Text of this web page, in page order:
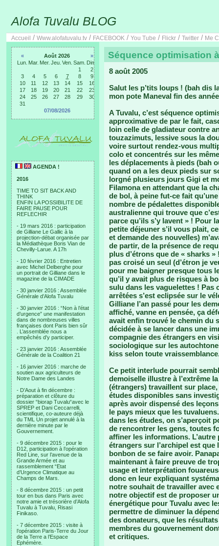
Alofa Tuvalu BLOG
Accueil / Www.alofatuvalu.tv / FACEBOOK / You Tube / Flickr / Twitter / Me
« Août 2026
»
Lun. Mar. Mer. Jeu. Ven. Sam. Dim.
1
2
3
4 5 6 7 8
9
10
11 12 13 14 15
16
17
18 19 20 21 22
23
24
25 26 27 28 29
30
31
07/08/2026
AGENDA !
2016
TIME TO SIT BACK AND
THINK
ENFIN LA POSSIBILITE DE
FAIRE PAUSE POUR
REFLECHIR
- 19 mars 2016 : participation
de Gilliane Le Gallic à la
projection-débat organisée par
la Médiathèque Boris Vian de
Chevilly-Larue. A 17h
- 10 février 2016 : Entretien
avec Michel Delberghe pour
un portrait de Gilliane dans le
magazine de la CIMADE
- 30 janvier 2016 : Assemblée
Générale d’Alofa Tuvalu
- 30 janvier 2016 : “Non à l’état
d’urgence” une manifestation
dans de nombreuses villes
françaises dont Paris bien sûr
. L’assemblée nous a
empêchés d’y participer.
- 23 janvier 2016 : Assemblée
Générale de la Coalition 21
- 16 janvier 2016 : marche de
soutien aux agriculteurs de
Notre Dame des Landes
- D’Aout à fin décembre :
préparation et clôture du
dossier “biorap Tuvalu“avec le
SPREP et Dani Ceccarrelli,
scientifique, co-auteure déjà
du TML Un projet annulé à la
dernière minute par le
Gouvernement.
- 9 décembre 2015 : pour le
D12, participation à l’opération
Red Line, sur l’avenue de la
Grande Armée et au
rassemblement “Etat
d’Urgence Climatique au
Champs de Mars.
- 8 décembre 2015 : un petit
tour en bus dans Paris avec
notre amie et trésorière d’Alofa
Tuvalu à Tuvalu, Risasi
Finikaso.
- 7 décembre 2015 : visite à
l’opération Paris-Terre du Jour
de la Terre a l’Espace
Ephémère.
Séquence optimisation
8 août 2005
Salut les p’tits loups ! (bah dis
mon pote Maneval fin des
A Tuvalu, c’est séquence
approximative de par le fait,
loin celle de gladiateur contre
touzazimuts, lessive sous la
voire surtout rendez-vous
colo et concentrés sur les
les déplacements à pieds (bah
quand on a les deux pieds sur
lorgné plusieurs jours Gigi et
Filamona en attendant que la
de bol, à peine fut-ce fait
nombre de pédalettes
australienne qui trouve que
parce qu’ils s’y lavent » ! Pour
petite déjeuner s’il vous plait,
et demande des nouvelles)
de partir, de la présence de
plus d’étrons que de « sharks »
pas croisé un seul (d’étron je
pour me baigner presque tous
qu’il y avait plus de risques à
sulu dans les vaguelettes ! Pas
arrêtées s’est eclipsée sur le
Gilliane l’an passé pour les
affiché, vanne en pensée, ça
avait enfin trouvé le chemin du
décidée à se lancer dans une
compagnie des étrangers en
sociologique sur les
kiss selon toute
Ce petit interlude pourrait
demoiselle illustre à l’extrême
(étrangers) travaillent sur
études disponibles sans
après avoir dispensé des
le pays mieux que les
dans les études, on s’aperçoit
de rencontrer les gens, toutes
affiner les informations.
étrangers sur l’archipel est
bonbon de se faire avoir.
maintenant à faire preuve de
usage et interprétation
donc en leur expliquant
notre souhait de travailler avec
notre objectif est de proposer
énergétique pour Tuvalu avec
permettre de diminuer la
des donateurs, que les
membres du gouvernement
et critiques.